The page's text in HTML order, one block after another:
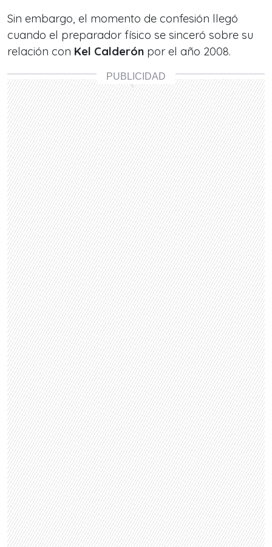
Sin embargo, el momento de confesión llegó
cuando el preparador físico se sinceró sobre su
relación con Kel Calderón por el año 2008.